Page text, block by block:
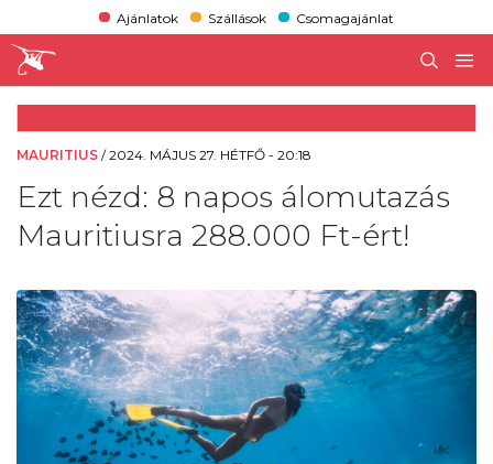
Ajánlatok Szállások Csomagajánlat
MAURITIUS /2024. MÁJUS 27. HÉTFŐ - 20:18
Ezt nézd: 8 napos álomutazás
Mauritiusra 288.000 Ft-ért!